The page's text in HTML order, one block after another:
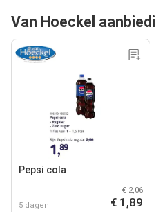
Van Hoeckel
Pepsi cola
5 dagen
€ 2,06
€ 1,89